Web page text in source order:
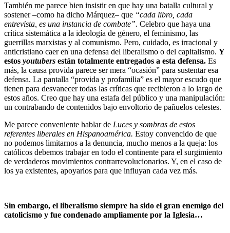
También me parece bien insistir en que hay una batalla cultural y
sostener –como ha dicho Márquez– que “cada libro, cada
entrevista, es una instancia de combate”. Celebro que haya una
crítica sistemática a la ideología de género, el feminismo, las
guerrillas marxistas y al comunismo. Pero, cuidado, es irracional y
anticristiano caer en una defensa del liberalismo o del capitalismo. Y
estos youtubers están totalmente entregados a esta defensa. Es
más, la causa provida parece ser mera “ocasión” para sustentar esa
defensa. La pantalla “provida y profamilia” es el mayor escudo que
tienen para desvanecer todas las críticas que recibieron a lo largo de
estos años. Creo que hay una estafa del público y una manipulación:
un contrabando de contenidos bajo envoltorio de pañuelos celestes.
Me parece conveniente hablar de Luces y sombras de estos
referentes liberales en Hispanoamérica. Estoy convencido de que
no podemos limitarnos a la denuncia, mucho menos a la queja: los
católicos debemos trabajar en todo el continente para el surgimiento
de verdaderos movimientos contrarrevolucionarios. Y, en el caso de
los ya existentes, apoyarlos para que influyan cada vez más.
Sin embargo, el liberalismo siempre ha sido el gran enemigo del
catolicismo y fue condenado ampliamente por la Iglesia…